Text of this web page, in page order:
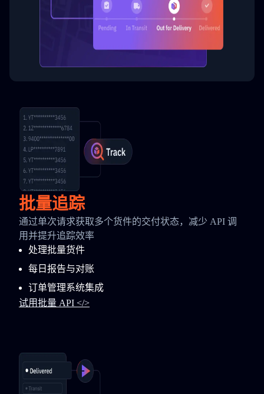
批量追踪
通过单次请求获取多个货件的交付状态，减少 API 调
用并提升追踪效率
处理批量货件
每日报告与对账
订单管理系统集成
试用批量 API </>